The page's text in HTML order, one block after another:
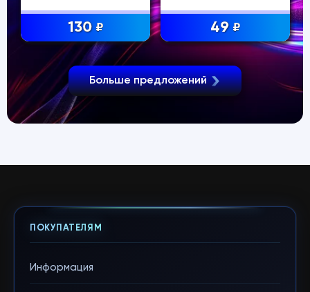
130 ₽ 49 ₽
Больше предложений
ПОКУПАТЕЛЯМ
Информация